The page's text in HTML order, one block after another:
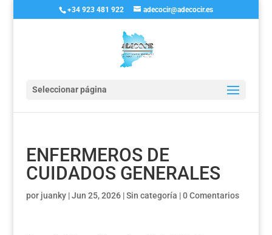
+34 923 481 922 adecocir@adecocir.es
Seleccionar página
ENFERMEROS DE
CUIDADOS GENERALES
por juanky|Jun 25, 2026|Sin categoría |0 Comentarios